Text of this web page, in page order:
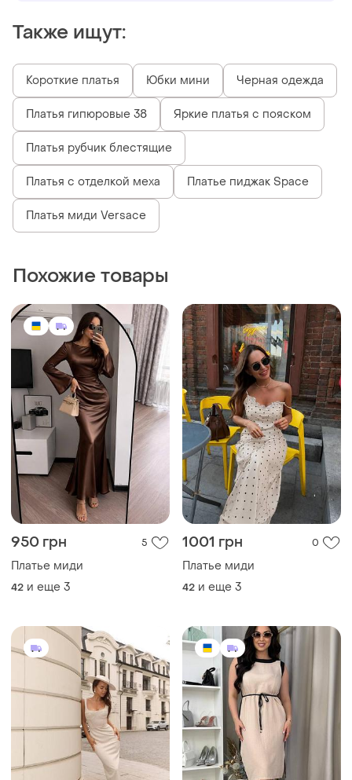
Также ищут:
Короткие платья Юбки мини Черная одежда
Платья гипюровые 38 Яркие платья с пояском
Платья рубчик блестящие
Платья с отделкой меха Платье пиджак Space
Платья миди Versace
Похожие товары
950 грн 5
Платье миди
42 и еще 3
1001 грн 0
Платье миди
42 и еще 3